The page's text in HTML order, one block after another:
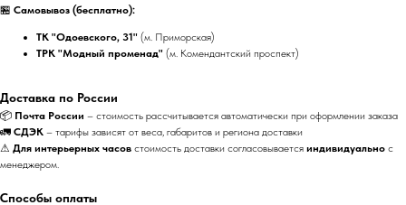
🏪 Самовывоз (бесплатно):
ТК "Одоевского, 31" (м. Приморская)
ТРК "Модный променад" (м. Комендантский проспект)
Доставка по России
📦 Почта России – стоимость рассчитывается автоматически при оформлении заказа
🚛 СДЭК – тарифы зависят от веса, габаритов и региона доставки
⚠ Для интерьерных часов стоимость доставки согласовывается индивидуально с
менеджером.
Способы оплаты